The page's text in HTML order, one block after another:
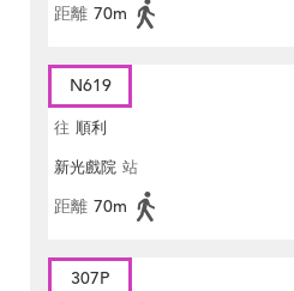
距離 70m
N619
往 順利
新光戲院 站
距離 70m
307P